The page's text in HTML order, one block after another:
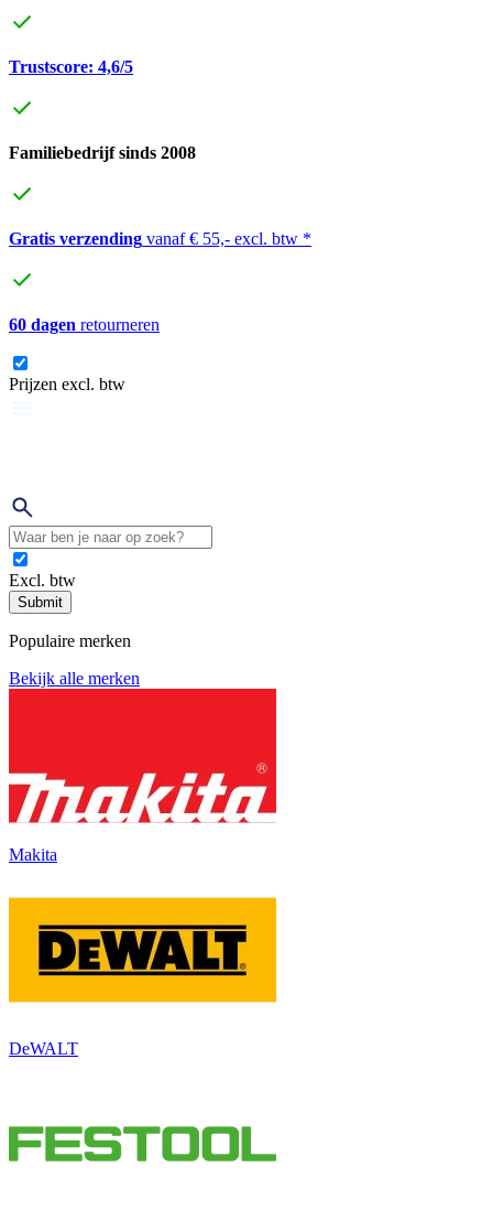
Trustscore: 4,6/5
Familiebedrijf sinds 2008
Gratis verzending vanaf € 55,- excl. btw *
60 dagen retourneren
Prijzen excl. btw
Excl. btw
Submit
Populaire merken
Bekijk alle merken
Makita
DeWALT